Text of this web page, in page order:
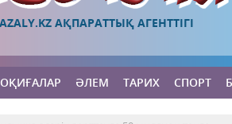
АҚПАРАТТЫҚ АГЕНТТІГІ
ОҚИҒАЛАР ӘЛЕМ ТАРИХ СПОРТ